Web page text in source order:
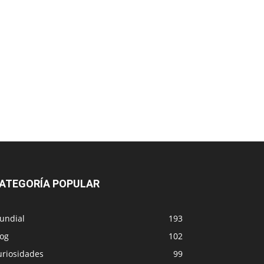
POPULAR
193
102
99